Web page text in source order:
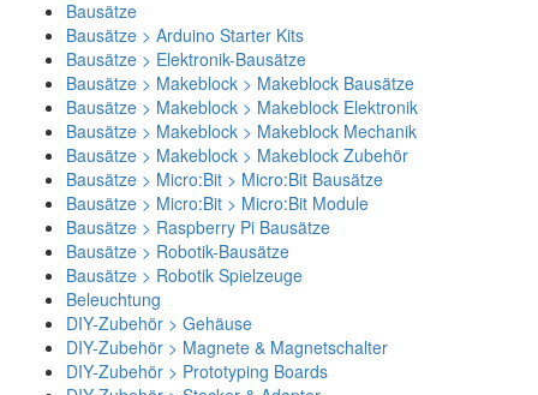
Bausätze
Bausätze > Arduino Starter Kits
Bausätze > Elektronik-Bausätze
Bausätze > Makeblock > Makeblock Bausätze
Bausätze > Makeblock > Makeblock Elektronik
Bausätze > Makeblock > Makeblock Mechanik
Bausätze > Makeblock > Makeblock Zubehör
Bausätze > Micro:Bit > Micro:Bit Bausätze
Bausätze > Micro:Bit > Micro:Bit Module
Bausätze > Raspberry Pi Bausätze
Bausätze > Robotik-Bausätze
Bausätze > Robotik Spielzeuge
Beleuchtung
DIY-Zubehör > Gehäuse
DIY-Zubehör > Magnete & Magnetschalter
DIY-Zubehör > Prototyping Boards